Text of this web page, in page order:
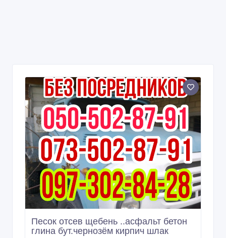
Песок отсев щебень ..асфальт бетон
глина бут.чернозём кирпич шлак